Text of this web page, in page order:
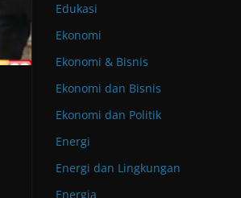
Edukasi
Ekonomi
Ekonomi & Bisnis
Ekonomi dan Bisnis
Ekonomi dan Politik
Energi
Energi dan Lingkungan
Energia